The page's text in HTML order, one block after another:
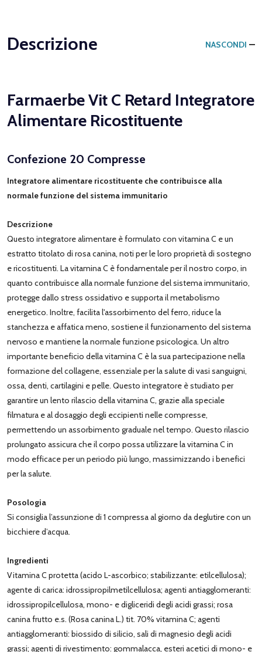
Descrizione NASCONDI
Farmaerbe Vit C Retard Integratore
Alimentare Ricostituente
Confezione 20 Compresse
Integratore alimentare ricostituente che contribuisce alla
normale funzione del sistema immunitario
Descrizione
Questo integratore alimentare è formulato con vitamina C e un
estratto titolato di rosa canina, noti per le loro proprietà di sostegno
e ricostituenti. La vitamina C è fondamentale per il nostro corpo, in
quanto contribuisce alla normale funzione del sistema immunitario,
protegge dallo stress ossidativo e supporta il metabolismo
energetico. Inoltre, facilita l'assorbimento del ferro, riduce la
stanchezza e affatica meno, sostiene il funzionamento del sistema
nervoso e mantiene la normale funzione psicologica. Un altro
importante beneficio della vitamina C è la sua partecipazione nella
formazione del collagene, essenziale per la salute di vasi sanguigni,
ossa, denti, cartilagini e pelle. Questo integratore è studiato per
garantire un lento rilascio della vitamina C, grazie alla speciale
filmatura e al dosaggio degli eccipienti nelle compresse,
permettendo un assorbimento graduale nel tempo. Questo rilascio
prolungato assicura che il corpo possa utilizzare la vitamina C in
modo efficace per un periodo più lungo, massimizzando i benefici
per la salute.
Posologia
Si consiglia l’assunzione di 1 compressa al giorno da deglutire con un
bicchiere d’acqua.
Ingredienti
Vitamina C protetta (acido L-ascorbico; stabilizzante: etilcellulosa);
agente di carica: idrossipropilmetilcellulosa; agenti antiagglomeranti:
idrossipropilcellulosa, mono- e digliceridi degli acidi grassi; rosa
canina frutto e.s. (Rosa canina L.) tit. 70% vitamina C; agenti
antiagglomeranti: biossido di silicio, sali di magnesio degli acidi
grassi; agenti di rivestimento: gommalacca, esteri acetici di mono- e